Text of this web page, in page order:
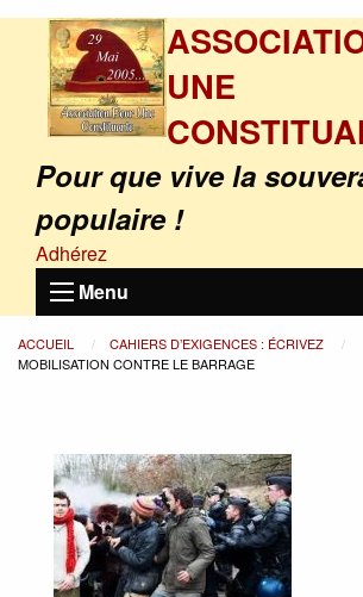
UNE
Pour que vive la
populaire !
Adhérez
Menu
ACCUEIL
CAHIERS D’EXIGENCES : ÉCRIVEZ
MOBILISATION CONTRE LE BARRAGE